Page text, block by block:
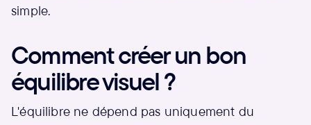
simple.
Comment créer un bon
équilibre visuel ?
L'équilibre ne dépend pas uniquement du